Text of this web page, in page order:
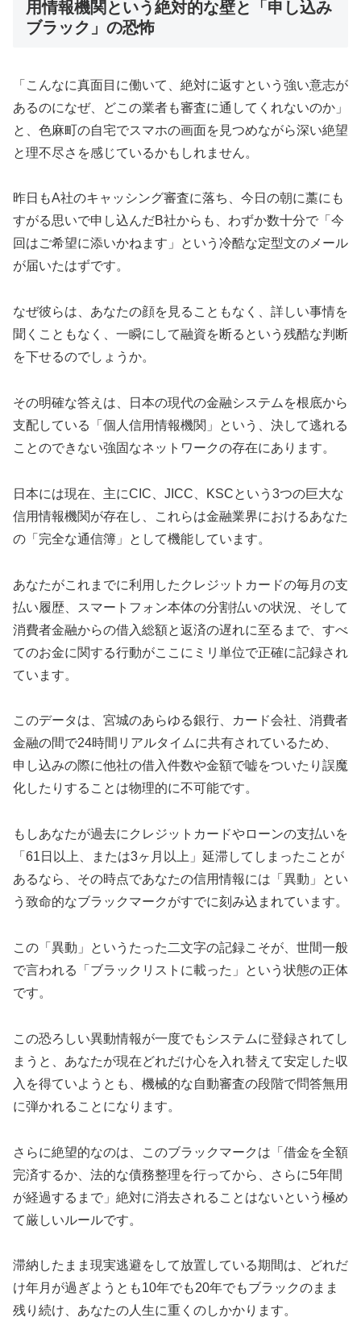
用情報機関という絶対的な壁と「申し込み
ブラック」の恐怖
「こんなに真面目に働いて、絶対に返すという強い意志が
あるのになぜ、どこの業者も審査に通してくれないのか」
と、色麻町の自宅でスマホの画面を見つめながら深い絶望
と理不尽さを感じているかもしれません。
昨日もA社のキャッシング審査に落ち、今日の朝に藁にも
すがる思いで申し込んだB社からも、わずか数十分で「今
回はご希望に添いかねます」という冷酷な定型文のメール
が届いたはずです。
なぜ彼らは、あなたの顔を見ることもなく、詳しい事情を
聞くこともなく、一瞬にして融資を断るという残酷な判断
を下せるのでしょうか。
その明確な答えは、日本の現代の金融システムを根底から
支配している「個人信用情報機関」という、決して逃れる
ことのできない強固なネットワークの存在にあります。
日本には現在、主にCIC、JICC、KSCという3つの巨大な
信用情報機関が存在し、これらは金融業界におけるあなた
の「完全な通信簿」として機能しています。
あなたがこれまでに利用したクレジットカードの毎月の支
払い履歴、スマートフォン本体の分割払いの状況、そして
消費者金融からの借入総額と返済の遅れに至るまで、すべ
てのお金に関する行動がここにミリ単位で正確に記録され
ています。
このデータは、宮城のあらゆる銀行、カード会社、消費者
金融の間で24時間リアルタイムに共有されているため、
申し込みの際に他社の借入件数や金額で嘘をついたり誤魔
化したりすることは物理的に不可能です。
もしあなたが過去にクレジットカードやローンの支払いを
「61日以上、または3ヶ月以上」延滞してしまったことが
あるなら、その時点であなたの信用情報には「異動」とい
う致命的なブラックマークがすでに刻み込まれています。
この「異動」というたった二文字の記録こそが、世間一般
で言われる「ブラックリストに載った」という状態の正体
です。
この恐ろしい異動情報が一度でもシステムに登録されてし
まうと、あなたが現在どれだけ心を入れ替えて安定した収
入を得ていようとも、機械的な自動審査の段階で問答無用
に弾かれることになります。
さらに絶望的なのは、このブラックマークは「借金を全額
完済するか、法的な債務整理を行ってから、さらに5年間
が経過するまで」絶対に消去されることはないという極め
て厳しいルールです。
滞納したまま現実逃避をして放置している期間は、どれだ
け年月が過ぎようとも10年でも20年でもブラックのまま
残り続け、あなたの人生に重くのしかかります。